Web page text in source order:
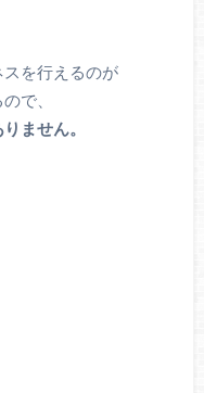
を行えるのが
で、
ません。